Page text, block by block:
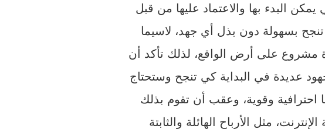
البدء بها والاعتماد عليها من قبل
بسهولة دون بذل أي جهد، لاسيما
مشروع على أرض الواقع، لذلك تأكد أن
عديدة في البداية كي تنجح وستحتاج
احترافية وقوية، وعقب أن تقوم بذلك
مثل الأرباح الهائلة والثابتة